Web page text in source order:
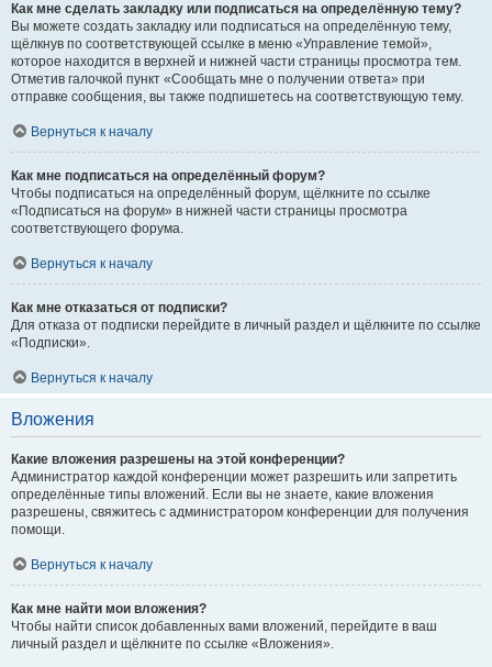
Как мне сделать закладку или подписаться на определённую тему?
Вы можете создать закладку или подписаться на определённую тему,
щёлкнув по соответствующей ссылке в меню «Управление темой»,
которое находится в верхней и нижней части страницы просмотра тем.
Отметив галочкой пункт «Сообщать мне о получении ответа» при
отправке сообщения, вы также подпишетесь на соответствующую тему.
Вернуться к началу
Как мне подписаться на определённый форум?
Чтобы подписаться на определённый форум, щёлкните по ссылке
«Подписаться на форум» в нижней части страницы просмотра
соответствующего форума.
Вернуться к началу
Как мне отказаться от подписки?
Для отказа от подписки перейдите в личный раздел и щёлкните по ссылке
«Подписки».
Вернуться к началу
Вложения
Какие вложения разрешены на этой конференции?
Администратор каждой конференции может разрешить или запретить
определённые типы вложений. Если вы не знаете, какие вложения
разрешены, свяжитесь с администратором конференции для получения
помощи.
Вернуться к началу
Как мне найти мои вложения?
Чтобы найти список добавленных вами вложений, перейдите в ваш
личный раздел и щёлкните по ссылке «Вложения».